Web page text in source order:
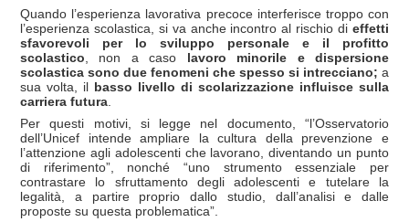
Quando l’esperienza lavorativa precoce interferisce troppo con
l’esperienza scolastica, si va anche incontro al rischio di effetti
sfavorevoli per lo sviluppo personale e il profitto
scolastico , non a caso lavoro minorile e dispersione
scolastica sono due fenomeni che spesso si intrecciano; a
sua volta, il basso livello di scolarizzazione influisce sulla
carriera futura
Per questi motivi, si legge nel documento, “l’Osservatorio
dell’Unicef intende ampliare la cultura della prevenzione e
l’attenzione agli adolescenti che lavorano, diventando un punto
di riferimento”, nonché “uno strumento essenziale per
contrastare lo sfruttamento degli adolescenti e tutelare la
legalità, a partire proprio dallo studio, dall’analisi e dalle
proposte su questa problematica”.